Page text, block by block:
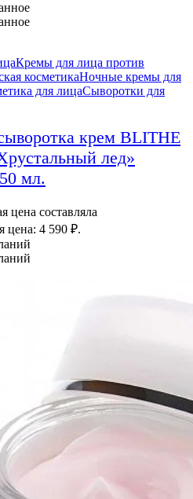
Кремы для лица против
косметикаНочные кремы для
для лицаСыворотки для
крем BLITHE
лед»
мл.
цена составляла
цена: 4 590 ₽.